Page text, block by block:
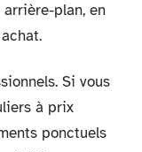
plan, en
Si vous
à prix
ponctuels